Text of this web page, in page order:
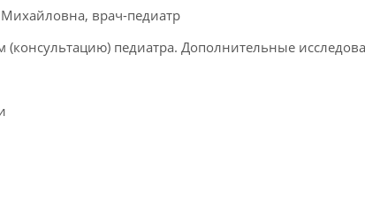
врач-педиатр
(консультацию) педиатра. Дополнительные